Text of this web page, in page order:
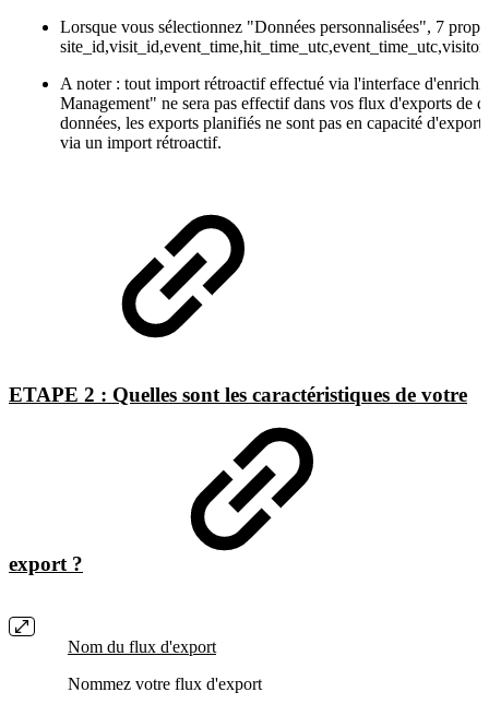
Lorsque vous sélectionnez "Données personnalisées", 7
A noter : tout import rétroactif effectué via l'interface
Management" ne sera pas effectif dans vos flux d'exports de
données, les exports planifiés ne sont pas en capacité
via un import rétroactif.
ETAPE 2 : Quelles sont les caractéristiques de votre
export ?
Nom du flux d'export
Nommez votre flux d'export